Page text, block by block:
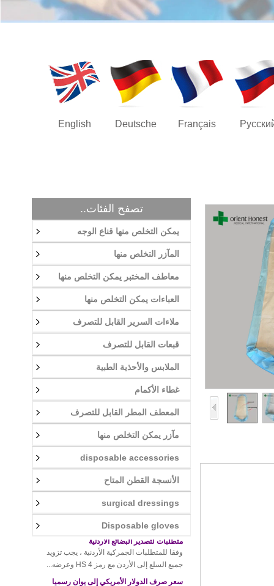
English Deutsche Français
تصفح الفئات..
يمكن التخلص منها قناع الوجه
المآزر التخلص منها
معاطف المختبر يمكن التخلص منها
العباءات يمكن التخلص منها
ملاءات السرير القابل للتصرف
قبعات القابل للتصرف
الملابس والأحذية الطبية
غطاء الأكمام
المعطف المطر القابل للتصرف
مآزر يمكن التخلص منها
disposable accessories
الأنسجة القطن المتاح
surgical dressings
Disposable gloves
قواعد جديدة للجمارك التايلاندية! سوف الحكمة
طفيف يؤدي إلى غرامات عالية!
في الآونة الأخيرة، والجمارك تايلاند للافراج عن
أحدث اللوائح، وجميع الواردات والص...
وفقا للمتطلبات الجمركية الأردنية ، يجب تزويد
جميع السلع إلى الأردن مع رمز HS 4 وعرضه...
سعر صرف الدولار الأمريكي إلى يوان رسميا
كسر 6.3!
منذ يناير، وكان سعر صرف العملة الصينية ارتفاع.